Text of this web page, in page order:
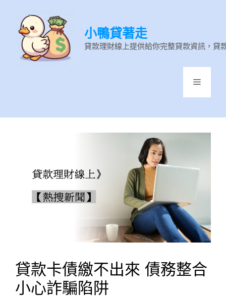
小鴨貸著走
貸款理財線上提供給你完整貸款資訊，貸
選
貸款卡債繳不出來 債務整合
小心詐騙陷阱